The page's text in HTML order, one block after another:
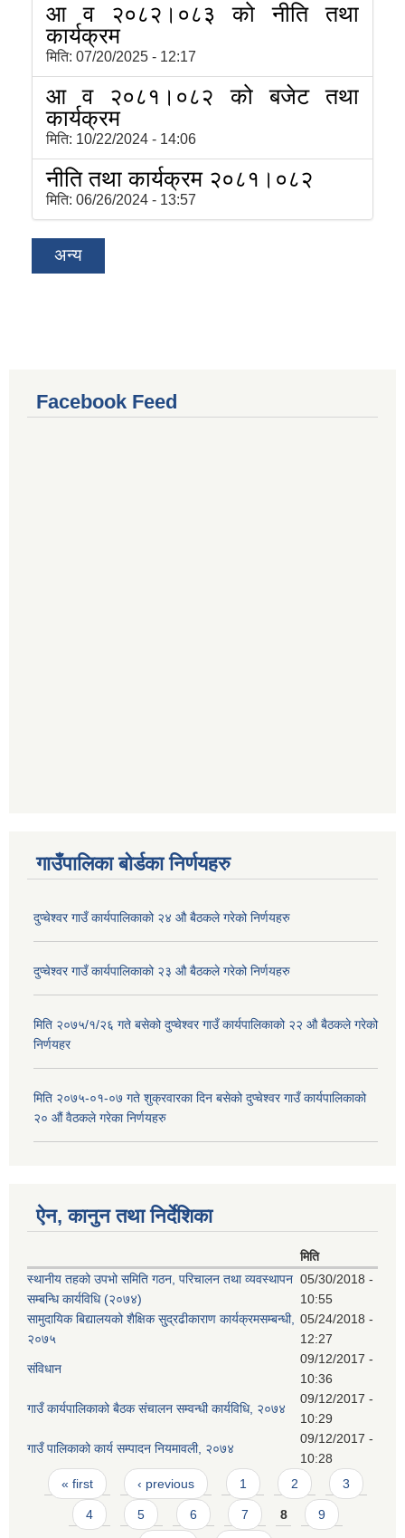
आ व २०८२।०८३ को नीति तथा
कार्यक्रम
मिति: 07/20/2025 - 12:17
आ व २०८१।०८२ को बजेट तथा
कार्यक्रम
मिति: 10/22/2024 - 14:06
नीति तथा कार्यक्रम २०८१।०८२
मिति: 06/26/2024 - 13:57
अन्य
Facebook Feed
गाउँपालिका बोर्डका निर्णयहरु
दुप्चेश्वर गाउँ कार्यपालिकाको २४ औ बैठकले गरेको निर्णयहरु
दुप्चेश्वर गाउँ कार्यपालिकाको २३ औ बैठकले गरेको निर्णयहरु
मिति २०७५/१/२६ गते बसेको दुप्चेश्वर गाउँ कार्यपालिकाको २२ औ बैठकले गरेको
निर्णयहर
मिति २०७५-०१-०७ गते शुक्रवारका दिन बसेको दुप्चेश्वर गाउँ कार्यपालिकाको
२० औं वैठकले गरेका निर्णयहरु
ऐन, कानुन तथा निर्देशिका
मिति
स्थानीय तहको उपभो समिति गठन, परिचालन तथा व्यवस्थापन
सम्बन्धि कार्यविधि (२०७४)
05/30/2018 -
10:55
सामुदायिक बिद्यालयको शैक्षिक सु्द्रढीकाराण कार्यक्रमसम्बन्धी,
२०७५
05/24/2018 -
12:27
संविधान
09/12/2017 -
10:36
गाउँ कार्यपालिकाको बैठक संचालन सम्वन्धी कार्यविधि, २०७४
09/12/2017 -
10:29
गाउँ पालिकाको कार्य सम्पादन नियमावली, २०७४
09/12/2017 -
10:28
Pages
« first ‹ previous 1 2 3
4 5 6 7 8 9